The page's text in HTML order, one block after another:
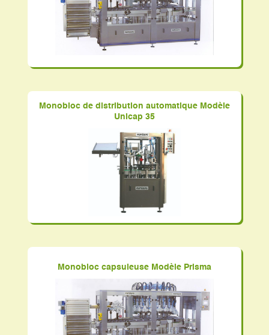
Monobloc de distribution automatique Modèle
Unicap 35
Monobloc capsuleuse Modèle Prisma